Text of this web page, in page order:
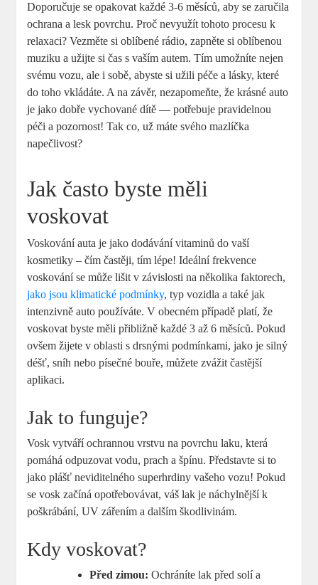
Doporučuje se opakovat každé 3-6 měsíců, aby se zaručila
ochrana a lesk povrchu. Proč nevyužít tohoto procesu k
relaxaci? Vezměte si oblíbené rádio, zapněte si oblíbenou
muziku a užijte si čas s vaším autem. Tím umožníte nejen
svému vozu, ale i sobě, abyste si užili péče a lásky, které
do toho vkládáte. A na závěr, nezapomeňte, že krásné auto
je jako dobře vychované dítě — potřebuje pravidelnou
péči a pozornost! Tak co, už máte svého mazlíčka
napečlivost?
Jak často byste měli
voskovat
Voskování auta je jako dodávání vitaminů do vaší
kosmetiky – čím častěji, tím lépe! Ideální frekvence
voskování se může lišit v závislosti na několika faktorech,
jako jsou klimatické podmínky, typ vozidla a také jak
intenzivně auto používáte. V obecném případě platí, že
voskovat byste měli přibližně každé 3 až 6 měsíců. Pokud
ovšem žijete v oblasti s drsnými podmínkami, jako je silný
déšť, sníh nebo písečné bouře, můžete zvážit častější
aplikaci.
Jak to funguje?
Vosk vytváří ochrannou vrstvu na povrchu laku, která
pomáhá odpuzovat vodu, prach a špínu. Představte si to
jako plášť neviditelného superhrdiny vašeho vozu! Pokud
se vosk začíná opotřebovávat, váš lak je náchylnější k
poškrábání, UV zářením a dalším škodlivinám.
Kdy voskovat?
Před zimou: Ochráníte lak před solí a